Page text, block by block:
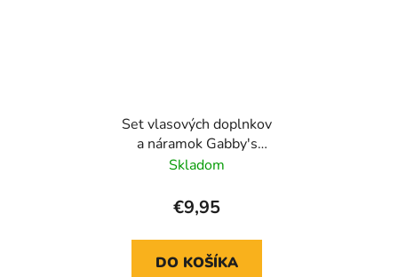
Set vlasových doplnkov
a náramok Gabby's
Dollhouse
Skladom
€9,95
DO KOŠÍKA